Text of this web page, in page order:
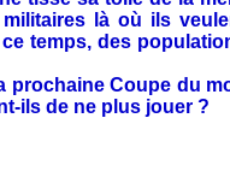
là où ils
temps, des
Coupe du
ils de ne plus jouer ?